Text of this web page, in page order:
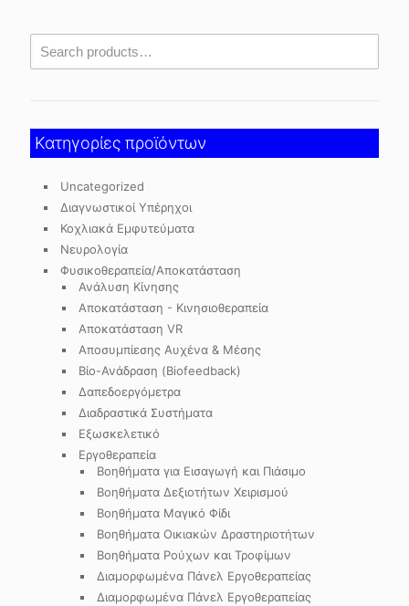
Κατηγορίες προϊόντων
Uncategorized
Διαγνωστικοί Υπέρηχοι
Κοχλιακά Εμφυτεύματα
Νευρολογία
Φυσικοθεραπεία/Αποκατάσταση
Ανάλυση Κίνησης
Αποκατάσταση - Κινησιοθεραπεία
Αποκατάσταση VR
Αποσυμπίεσης Αυχένα & Μέσης
Βίο-Ανάδραση (Biofeedback)
Δαπεδοεργόμετρα
Διαδραστικά Συστήματα
Εξωσκελετικό
Εργοθεραπεία
Βοηθήματα για Εισαγωγή και Πιάσιμο
Βοηθήματα Δεξιοτήτων Χειρισμού
Βοηθήματα Μαγικό Φίδι
Βοηθήματα Οικιακών Δραστηριοτήτων
Βοηθήματα Ρούχων και Τροφίμων
Διαμορφωμένα Πάνελ Εργοθεραπείας
Διαμορφωμένα Πάνελ Εργοθεραπείας